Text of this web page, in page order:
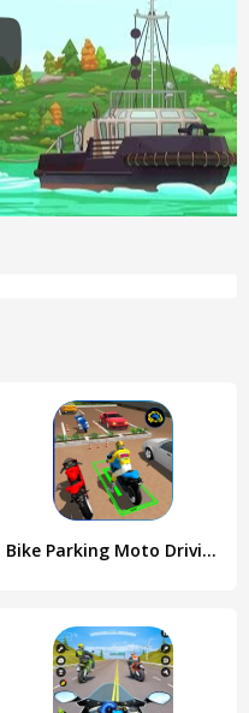
Bike Parking Moto Driving Game